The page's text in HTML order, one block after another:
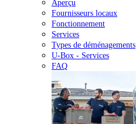
Aperçu
Fournisseurs locaux
Fonctionnement
Services
Types de déménagements
U-Box - Services
FAQ